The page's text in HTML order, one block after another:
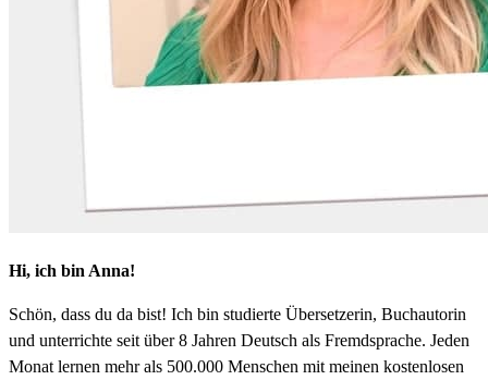
Hi, ich bin Anna!
Schön, dass du da bist! Ich bin studierte Übersetzerin, Buchautorin
und unterrichte seit über 8 Jahren Deutsch als Fremdsprache. Jeden
Monat lernen mehr als 500.000 Menschen mit meinen kostenlosen